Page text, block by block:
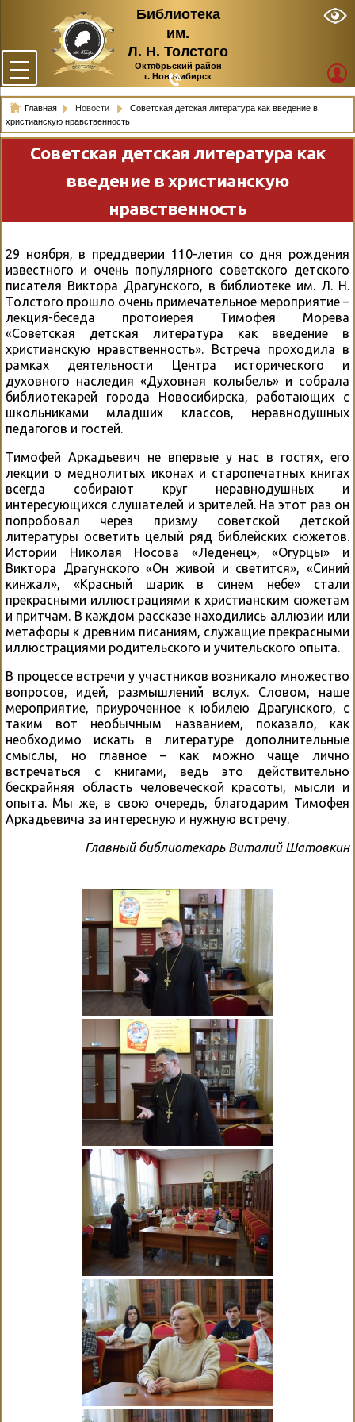
Библиотека
им.
Л. Н. Толстого
Октябрьский район
г. Новосибирск
Главная Новости
Советская детская литература как введение в
христианскую нравственность
Советская детская литература как
введение в христианскую
нравственность
29 ноября, в преддверии 110-летия со дня рождения
известного и очень популярного советского детского
писателя Виктора Драгунского, в библиотеке им. Л. Н.
Толстого прошло очень примечательное мероприятие –
лекция-беседа протоиерея Тимофея Морева
«Советская детская литература как введение в
христианскую нравственность». Встреча проходила в
рамках деятельности Центра исторического и
духовного наследия «Духовная колыбель» и собрала
библиотекарей города Новосибирска, работающих с
школьниками младших классов, неравнодушных
педагогов и гостей.
Тимофей Аркадьевич не впервые у нас в гостях, его
лекции о меднолитых иконах и старопечатных книгах
всегда собирают круг неравнодушных и
интересующихся слушателей и зрителей. На этот раз он
попробовал через призму советской детской
литературы осветить целый ряд библейских сюжетов.
Истории Николая Носова «Леденец», «Огурцы» и
Виктора Драгунского «Он живой и светится», «Синий
кинжал», «Красный шарик в синем небе» стали
прекрасными иллюстрациями к христианским сюжетам
и притчам. В каждом рассказе находились аллюзии или
метафоры к древним писаниям, служащие прекрасными
иллюстрациями родительского и учительского опыта.
В процессе встречи у участников возникало множество
вопросов, идей, размышлений вслух. Словом, наше
мероприятие, приуроченное к юбилею Драгунского, с
таким вот необычным названием, показало, как
необходимо искать в литературе дополнительные
смыслы, но главное – как можно чаще лично
встречаться с книгами, ведь это действительно
бескрайняя область человеческой красоты, мысли и
опыта. Мы же, в свою очередь, благодарим Тимофея
Аркадьевича за интересную и нужную встречу.
Главный библиотекарь Виталий Шатовкин